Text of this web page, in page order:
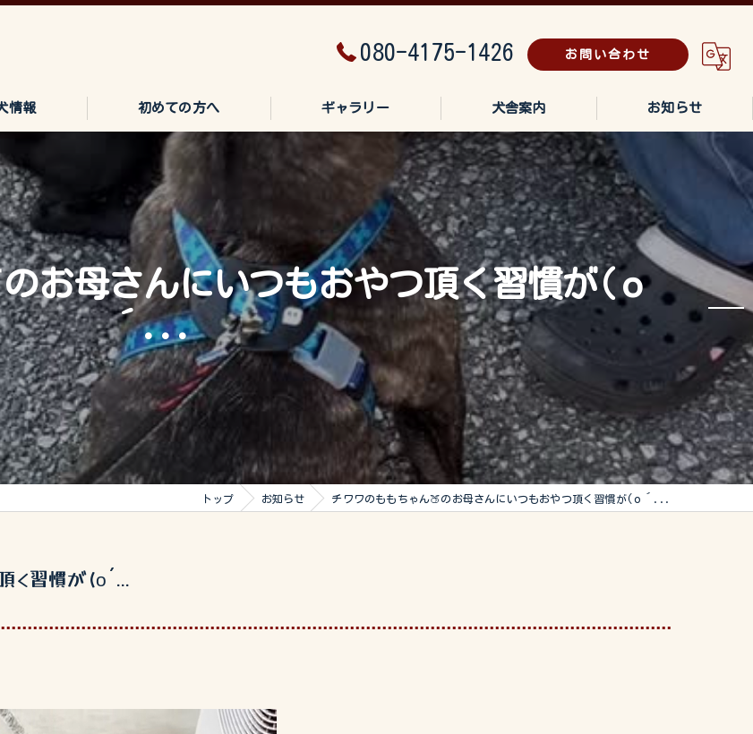
080-4175-1426 お問い合わせ
情報 初めての方へ ギャラリー 犬舎案内 お知らせ
お母さんにいつもおやつ頂く習慣が(о
´...
トップ お知らせ チワワのももちゃん🍑のお母さんにいつもおやつ頂く習慣が(о´...
く習慣が(о´...